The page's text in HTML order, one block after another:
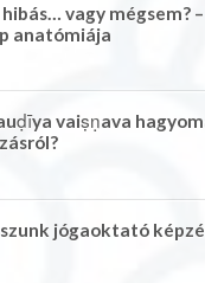
vagy mégsem?
anatómiája
vaiṣṇava
jógaoktató